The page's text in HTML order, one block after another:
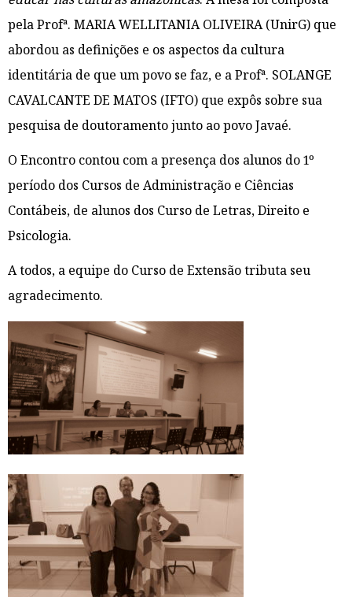
pela Profª. MARIA WELLITANIA OLIVEIRA (UnirG) que
abordou as definições e os aspectos da cultura
identitária de que um povo se faz, e a Profª. SOLANGE
CAVALCANTE DE MATOS (IFTO) que expôs sobre sua
pesquisa de doutoramento junto ao povo Javaé.
O Encontro contou com a presença dos alunos do 1º
período dos Cursos de Administração e Ciências
Contábeis, de alunos dos Curso de Letras, Direito e
Psicologia.
A todos, a equipe do Curso de Extensão tributa seu
agradecimento.